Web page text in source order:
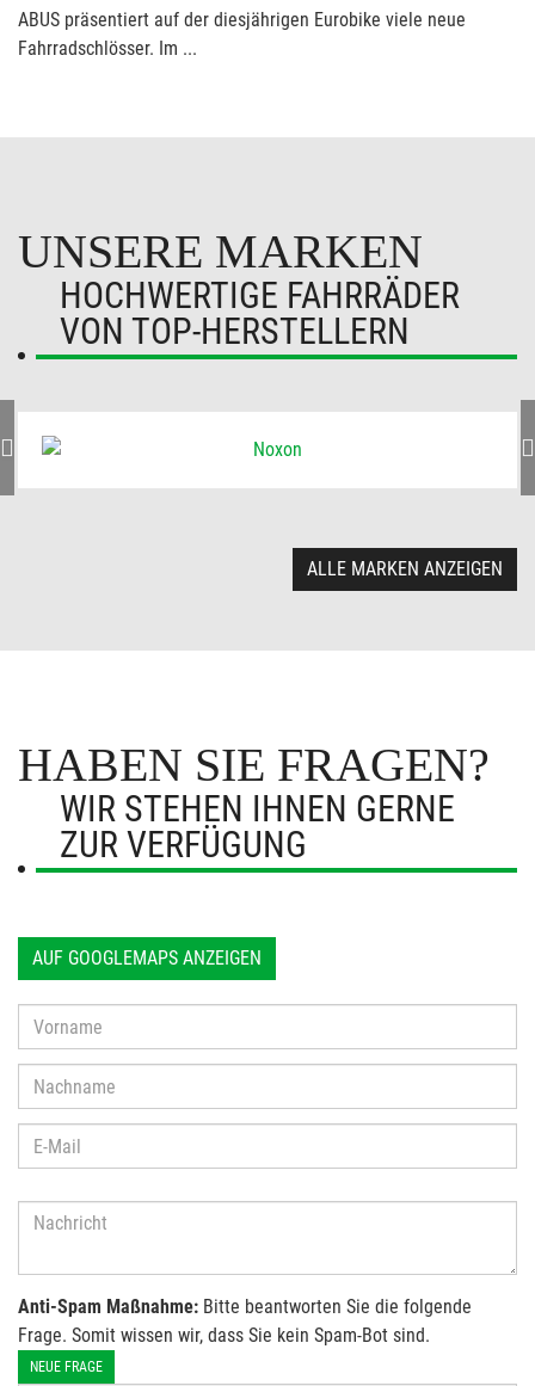
ABUS präsentiert auf der diesjährigen Eurobike viele neue
Fahrradschlösser. Im ...
UNSERE MARKEN
HOCHWERTIGE FAHRRÄDER
VON TOP-HERSTELLERN
ALLE MARKEN ANZEIGEN
HABEN SIE FRAGEN?
WIR STEHEN IHNEN GERNE
ZUR VERFÜGUNG
AUF GOOGLEMAPS ANZEIGEN
Anti-Spam Maßnahme: Bitte beantworten Sie die folgende
Frage. Somit wissen wir, dass Sie kein Spam-Bot sind.
NEUE FRAGE